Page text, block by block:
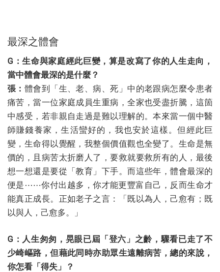
最深之體會
G：生命與家庭經此巨變，算是改寫了你的人生走向，
當中體會最深的是什麼？
張： 體會到「生、老、病、死」中的老跟病怎麼令患者
痛苦，當一位家庭成員生重病，全家也受盡折騰，這箇
中感受，若非親自走過是難以理解的。本來當一個中醫
師賺錢養家，生活蠻好的，我也安於這樣。但經此巨
變，生命得以覺醒，我整個價值觀也全變了。生命是無
價的，且病苦太折磨人了，要救就要救所有的人，最後
想一想還是要從「教育」下手。而這些年，體會最深的
便是⋯⋯你付出越多，你才能更豐富自己，反而生命才
能真正成長。正如老子之言：「既以為人，己愈有；既
以與人，己愈多。」
G：人生匆匆，晃眼已屆「登六」之齡，驟看已走了不
少崎嶇路，但藉此同時亦助眾生遠離病苦，總的來說，
你怎看「得失」？